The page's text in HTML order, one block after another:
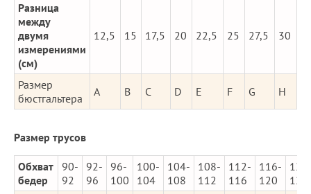
Разница
между
двумя
измерениями
(см)
12,5 15 17,5 20 22,5 25 27,5 30
Размер
бюстгальтера
A B C D E F G H
Размер трусов
Обхват
бедер
90-
92
92-
96
96-
100
100-
104
104-
108
108-
112
112-
116
116-
120
124